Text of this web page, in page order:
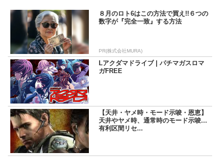
８月のロト6はこの方法で買え!!６つの
数字が『完全一致』する方法
PR(株式会社MURA)
Lアクダマドライブ | パチマガスロマ
ガFREE
【天井・ヤメ時・モード示唆・恩恵】
天井やヤメ時、通常時のモード示唆、
有利区間リセ...